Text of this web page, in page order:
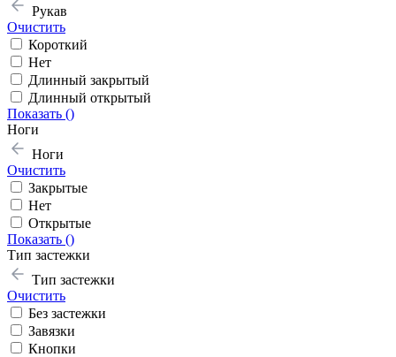
Рукав
Очистить
Короткий
Нет
Длинный закрытый
Длинный открытый
Показать ()
Ноги
Ноги
Очистить
Закрытые
Нет
Открытые
Показать ()
Тип застежки
Тип застежки
Очистить
Без застежки
Завязки
Кнопки